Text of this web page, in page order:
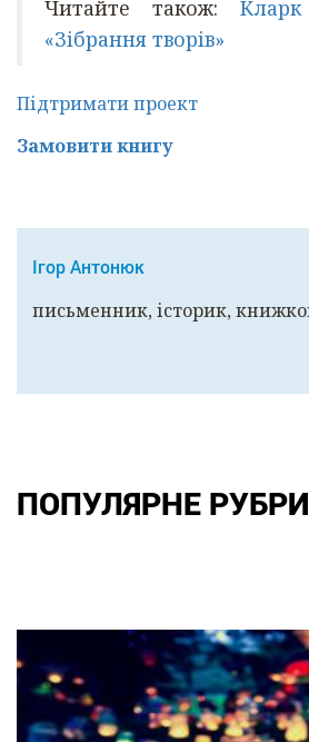
Читайте також:
«Зібрання творів»
Підтримати проект
Замовити книгу
Ігор Антонюк
письменник, історик,
ПОПУЛЯРНЕ